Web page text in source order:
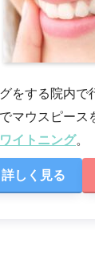
をする院内で
マウスピース
イトニング。
詳しく見る